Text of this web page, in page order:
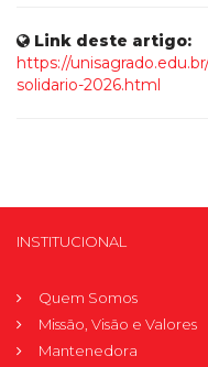
Link deste artigo:
https://
solidario-2026.html
INSTITUCIONAL
Quem Somos
Missão, Visão e Valores
Mantenedora